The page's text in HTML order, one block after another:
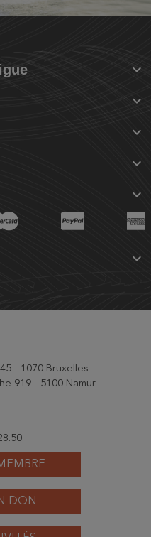






DON
- 1070 Bruxelles
919 - 5100 Namur